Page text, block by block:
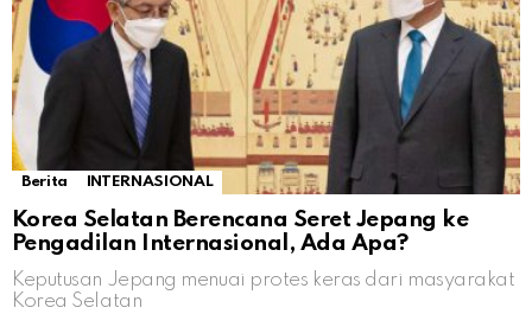
Berita INTERNASIONAL
Korea Selatan Berencana Seret Jepang ke
Pengadilan Internasional, Ada Apa?
Keputusan Jepang menuai protes keras dari masyarakat
Korea Selatan